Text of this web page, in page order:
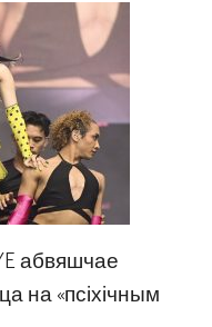
абвяшчае
на «псіхічным